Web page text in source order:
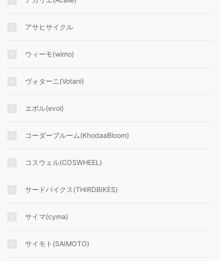
アサヒサイクル
ウィーモ(wimo)
ヴォターニ(Votani)
エボル(evol)
コーダーブルーム(KhodaaBloom)
コスウェル(COSWHEEL)
サードバイクス(THIRDBIKES)
サイマ(cyma)
サイモト(SAIMOTO)